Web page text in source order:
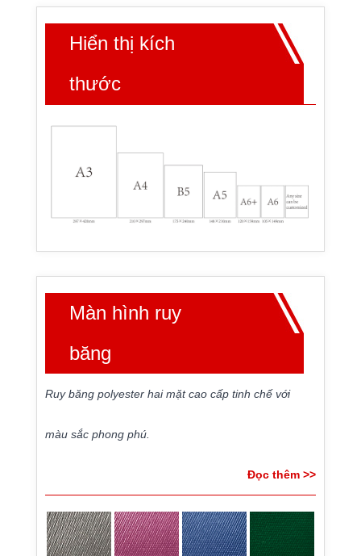
Hiển thị kích
thước
Màn hình ruy
băng
Ruy băng polyester hai mặt cao cấp tinh chế với
màu sắc phong phú.
Đọc thêm >>